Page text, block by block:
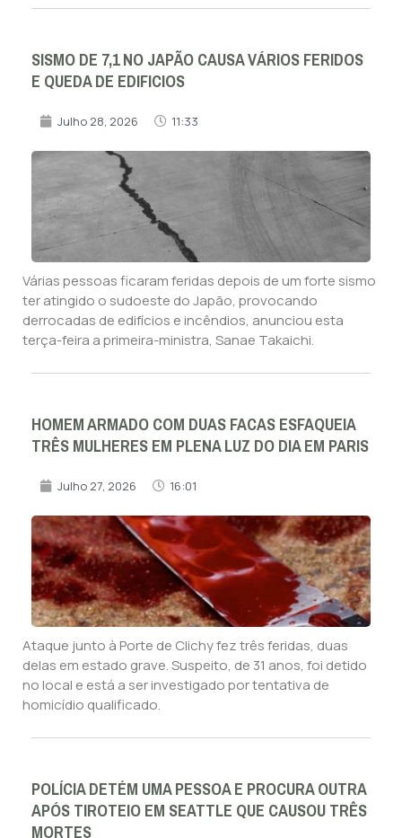
SISMO DE 7,1 NO JAPÃO CAUSA VÁRIOS FERIDOS
E QUEDA DE EDIFICIOS
Julho 28, 2026 11:33
Várias pessoas ficaram feridas depois de um forte sismo
ter atingido o sudoeste do Japão, provocando
derrocadas de edifícios e incêndios, anunciou esta
terça-feira a primeira-ministra, Sanae Takaichi.
HOMEM ARMADO COM DUAS FACAS ESFAQUEIA
TRÊS MULHERES EM PLENA LUZ DO DIA EM PARIS
Julho 27, 2026 16:01
Ataque junto à Porte de Clichy fez três feridas, duas
delas em estado grave. Suspeito, de 31 anos, foi detido
no local e está a ser investigado por tentativa de
homicídio qualificado.
POLÍCIA DETÉM UMA PESSOA E PROCURA OUTRA
APÓS TIROTEIO EM SEATTLE QUE CAUSOU TRÊS